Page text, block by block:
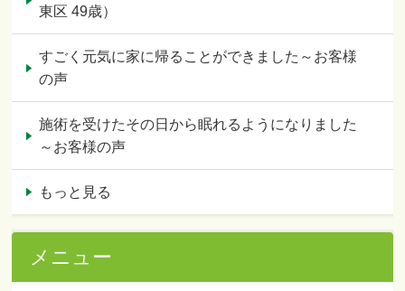
東区 49歳）
すごく元気に家に帰ることができました～お客様
の声
施術を受けたその日から眠れるようになりました
～お客様の声
もっと見る
メニュー